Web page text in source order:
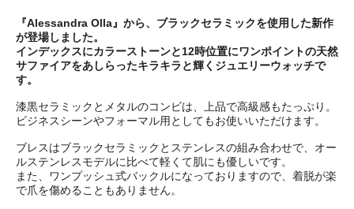
『Alessandra Olla』から、ブラックセラミックを使用した新作
が登場しました。
インデックスにカラーストーンと12時位置にワンポイントの天然
サファイアをあしらったキラキラと輝くジュエリーウォッチで
す。
漆黒セラミックとメタルのコンビは、上品で高級感もたっぷり。
ビジネスシーンやフォーマル用としてもお使いいただけます。
ブレスはブラックセラミックとステンレスの組み合わせで、オー
ルステンレスモデルに比べて軽くて肌にも優しいです。
また、ワンプッシュ式バックルになっておりますので、着脱が楽
で爪を傷めることもありません。